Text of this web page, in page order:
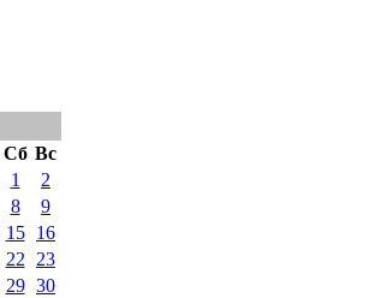
Сб Вс
1
2
8
9
15
16
22
23
29 30